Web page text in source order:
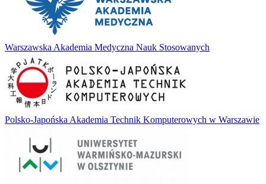
Warszawska Akademia Medyczna Nauk Stosowanych
Polsko-Japońska Akademia Technik Komputerowych w Warszawie